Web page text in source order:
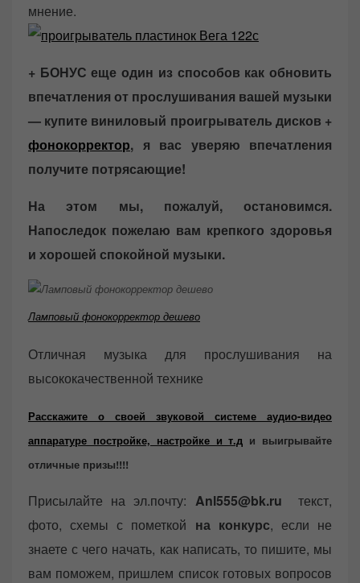
мнение.
+ БОНУС еще один из способов как обновить
впечатления от прослушивания вашей музыки
— купите виниловый проигрыватель дисков +
фонокорректор, я вас уверяю впечатления
получите потрясающие!
На этом мы, пожалуй, остановимся.
Напоследок пожелаю вам крепкого здоровья
и хорошей спокойной музыки.
Ламповый фонокорректор дешево
Отличная музыка для прослушивания на
высококачественной технике
Расскажите о своей звуковой системе аудио-видео
аппаратуре постройке, настройке и т.д и выигрывайте
отличные призы!!!!
Присылайте на эл.почту: Anl555@bk.ru текст,
фото, схемы с пометкой на конкурс, если не
знаете с чего начать, как написать, то пишите, мы
вам поможем, пришлем список готовых вопросов